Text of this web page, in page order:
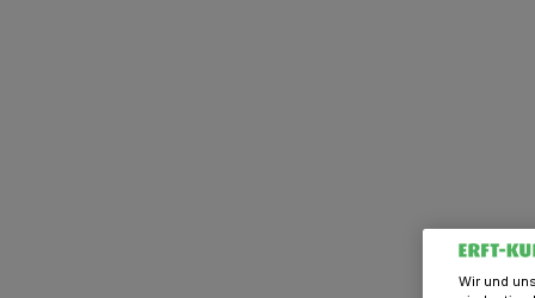
Wir und